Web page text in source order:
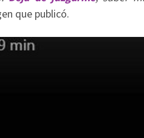
que publicó.